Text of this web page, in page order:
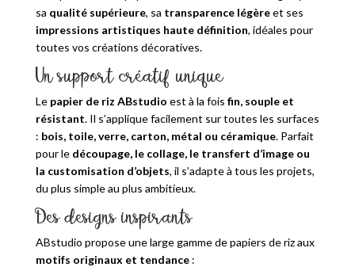
sa qualité supérieure, sa transparence légèreet ses
impressions artistiques haute définition, idéales pour
toutes vos créations décoratives.
Un support créatif unique
Le papier de riz ABstudio est à la fois fin, souple et
résistant. Il s’applique facilement sur toutes les surfaces
: bois, toile, verre, carton, métal ou céramique. Parfait
pour le découpage, le collage, le transfert d’image ou
la customisation d’objets, il s’adapte à tous les projets,
du plus simple au plus ambitieux.
Des designs inspirants
ABstudio propose une large gamme de papiers de riz aux
motifs originaux et tendance: